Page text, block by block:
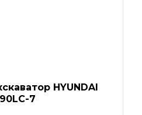
HYUNDAI
7